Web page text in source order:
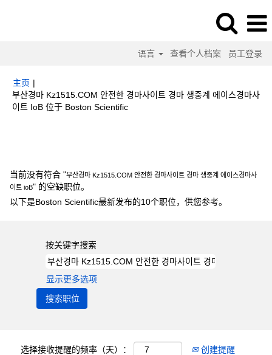
语言 查看个人档案 员工登录
主页 |
부산경마 Kz1515.COM 안전한 경마사이트 경마 생중계 에이스경마사
이트 IoB 位于 Boston Scientific（当
当前没有符合 "부산경마 Kz1515.COM 안전한 경마사이트 경마 생중계 에이스경마사
이트 ioB" 的空缺职位。
以下是Boston Scientific最新发布的10个职位，供您参考。
按关键字搜索
显示更多选项
选择接收提醒的频率（天）： 创建提醒